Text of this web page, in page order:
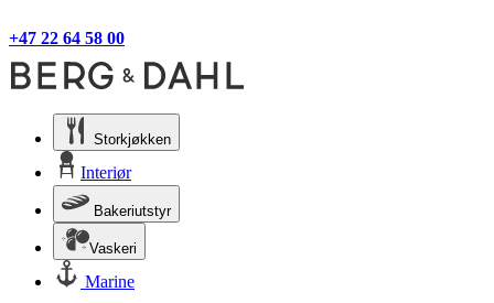
+47 22 64 58 00
Storkjøkken
Interiør
Bakeriutstyr
Vaskeri
Marine